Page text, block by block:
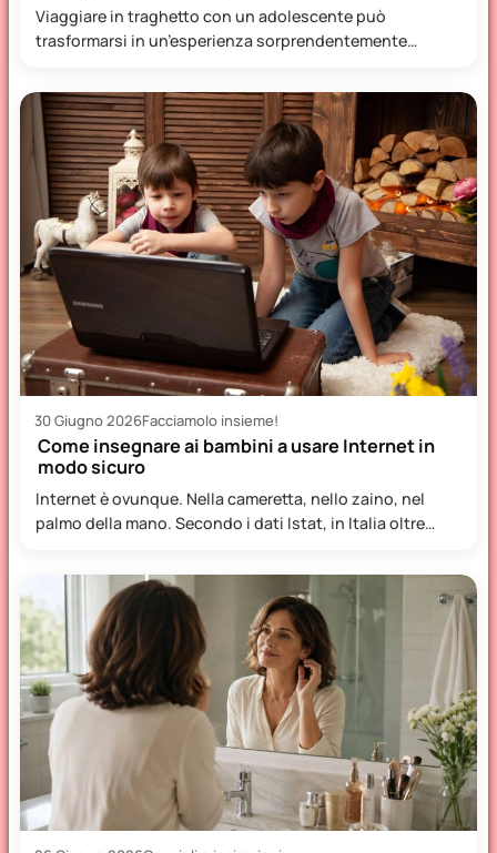
Viaggiare in traghetto con un adolescente può
trasformarsi in un’esperienza sorprendentemente
30 Giugno 2026Facciamolo insieme!
Come insegnare ai bambini a usare Internet in
modo sicuro
Internet è ovunque. Nella cameretta, nello zaino, nel
palmo della mano. Secondo i dati Istat, in Italia oltre…